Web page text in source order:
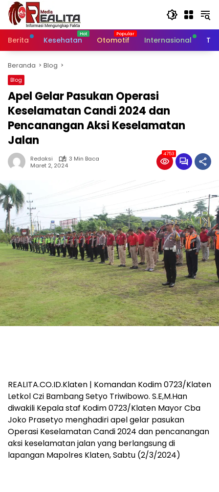
Langsung
konten
Berita
Kesehatan Otomotif Internasional
Beranda Blog
Blog
Apel Gelar Pasukan Operasi
Keselamatan Candi 2024 dan
Pencanangan Aksi Keselamatan
Jalan
Redaksi
3 Min Baca
Maret 2, 2024
4753
REALITA.CO.ID.Klaten | Komandan Kodim 0723/Klaten
Letkol Czi Bambang Setyo Triwibowo. S.E,M.Han
diwakili Kepala staf Kodim 0723/Klaten Mayor Cba
Joko Prasetyo menghadiri apel gelar pasukan
Operasi Keselamatan Candi 2024 dan pencanangan
aksi keselamatan jalan yang berlangsung di
lapangan Mapolres Klaten, Sabtu (2/3/2024)